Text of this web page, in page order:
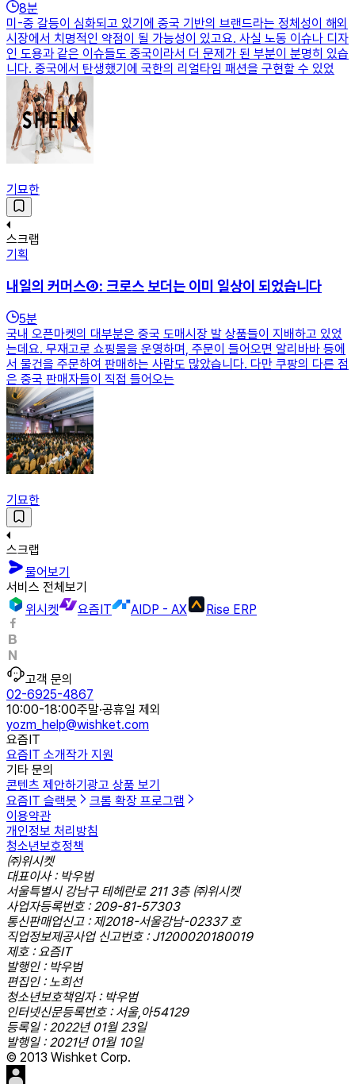
8분
미-중 갈등이 심화되고 있기에 중국 기반의 브랜드라는 정체성이 해외
시장에서 치명적인 약점이 될 가능성이 있고요. 사실 노동 이슈나 디자
인 도용과 같은 이슈들도 중국이라서 더 문제가 된 부분이 분명히 있습
니다. 중국에서 탄생했기에 국한의 리얼타임 패션을 구현할 수 있었
기묘한
스크랩
기획
내일의 커머스④: 크로스 보더는 이미 일상이 되었습니다
5분
국내 오픈마켓의 대부분은 중국 도매시장 발 상품들이 지배하고 있었
는데요. 무재고로 쇼핑몰을 운영하며, 주문이 들어오면 알리바바 등에
서 물건을 주문하여 판매하는 사람도 많았습니다. 다만 쿠팡의 다른 점
은 중국 판매자들이 직접 들어오는
기묘한
스크랩
물어보기
서비스 전체보기
위시켓
요즘IT AIDP - AX Rise ERP
고객 문의
02-6925-4867
10:00-18:00주말·공휴일 제외
yozm_help@wishket.com
요즘IT
요즘IT 소개작가 지원
기타 문의
콘텐츠 제안하기광고 상품 보기
요즘IT 슬랙봇
크롬 확장 프로그램
이용약관
개인정보 처리방침
청소년보호정책
㈜위시켓
대표이사 : 박우범
서울특별시 강남구 테헤란로 211 3층 ㈜위시켓
사업자등록번호 : 209-81-57303
통신판매업신고 : 제2018-서울강남-02337 호
직업정보제공사업 신고번호 : J1200020180019
제호 : 요즘IT
발행인 : 박우범
편집인 : 노희선
청소년보호책임자 : 박우범
인터넷신문등록번호 : 서울,아54129
등록일 : 2022년 01월 23일
발행일 : 2021년 01월 10일
© 2013 Wishket Corp.